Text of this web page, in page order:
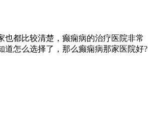
都比较清楚，癫痫病的治疗医院非常
怎么选择了，那么癫痫病那家医院好?